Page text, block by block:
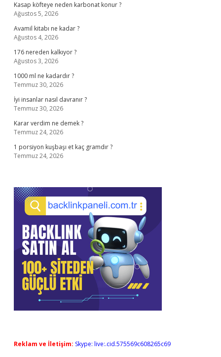
Kasap köfteye neden karbonat konur ?
Ağustos 5, 2026
Avamil kitabı ne kadar ?
Ağustos 4, 2026
176 nereden kalkıyor ?
Ağustos 3, 2026
1000 ml ne kadardır ?
Temmuz 30, 2026
İyi insanlar nasıl davranır ?
Temmuz 30, 2026
Karar verdim ne demek ?
Temmuz 24, 2026
1 porsiyon kuşbaşı et kaç gramdır ?
Temmuz 24, 2026
Reklam ve İletişim: Skype: live:.cid.575569c608265c69